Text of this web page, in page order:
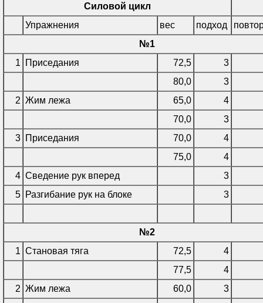
Силовой цикл
Упражнения
вес подход
№1
1
Приседания 72,5
3
80,0
3
2 Жим лежа 65,0
4
70,0
3
3 Приседания 70,0
4
75,0
4
4 Сведение рук вперед
3
5 Разгибание рук на блоке 3
№2
1 Становая тяга 72,5
4
77,5
4
2 Жим лежа 60,0
3